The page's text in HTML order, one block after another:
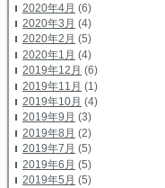
2020年4月 (6)
2020年3月 (4)
2020年2月 (5)
2020年1月 (4)
2019年12月 (6)
2019年11月 (1)
2019年10月 (4)
2019年9月 (3)
2019年8月 (2)
2019年7月 (5)
2019年6月 (5)
2019年5月 (5)